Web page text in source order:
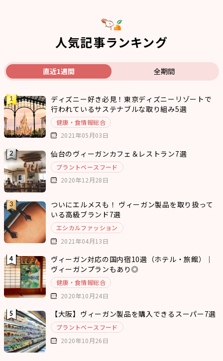
人気記事ランキング
直近1週間 全期間
ディズニー好き必見！東京ディズニーリゾートで
行われているサステナブルな取り組み5選
健康・食情報総合
2021年05月03日
仙台のヴィーガンカフェ＆レストラン7選
プラントベースフード
2020年12月28日
ついにエルメスも！ ヴィーガン製品を取り扱って
いる高級ブランド7選
エシカルファッション
2021年04月13日
ヴィーガン対応の国内宿10選（ホテル・旅館）｜
ヴィーガンプランもあり◎
健康・食情報総合
2020年10月24日
【大阪】ヴィーガン製品を購入できるスーパー7選
プラントベースフード
2020年10月26日